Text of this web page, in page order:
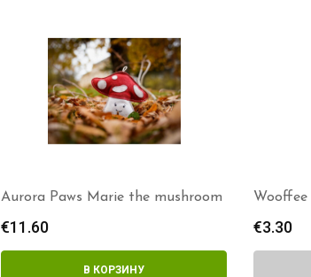
Aurora Paws Marie the mushroom
€11.60
В КОРЗИНУ
Wooffee
€3.30